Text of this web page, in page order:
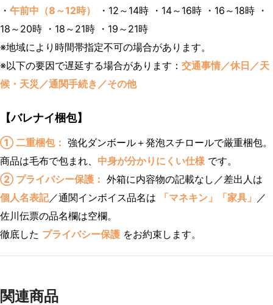
・ 午前中（8～12時）
・12～14時 ・14～16時 ・16～18時 ・
18～20時 ・18～21時 ・19～21時
※地域により時間帯指定不可の場合があります。
※以下の要因で遅延する場合があります： 交通事情／休日／天
候・天災／通関手続き／その他
【バレナイ梱包】
① 二重梱包： 強化ダンボール＋発泡スチロールで厳重梱包。
商品は毛布で包まれ、 中身が分かりにくい仕様 です。
② プライバシー保護： 外箱に内容物の記載なし／差出人は
個人名表記／通関インボイス品名は 「マネキン」「家具」 ／
佐川伝票の品名欄は空欄。
徹底した プライバシー保護 をお約束します。
関連商品